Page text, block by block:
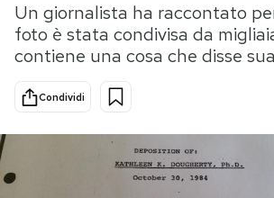
Tecnologia
Internet
Scienza
Cultura
Economia
Storie/
Ok
Media
Un giornalista ha raccontato
foto è stata condivisa da
contiene una cosa che disse
Condividi